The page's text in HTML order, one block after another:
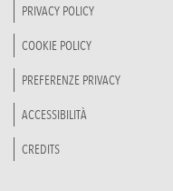
PRIVACY POLICY
COOKIE POLICY
PREFERENZE PRIVACY
ACCESSIBILITÀ
CREDITS